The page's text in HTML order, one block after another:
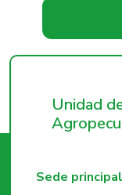
Unidad
Sede principal